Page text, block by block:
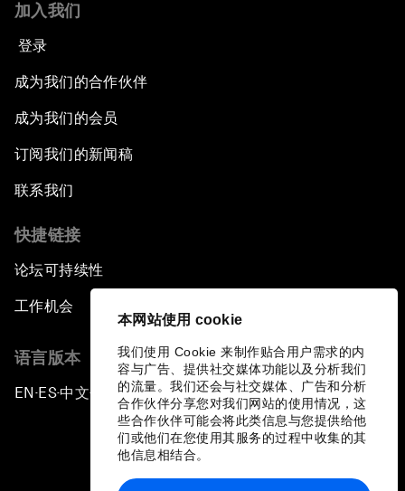
本网站使用 cookie
我们使用 Cookie 来制作贴合用户需求的内
容与广告、提供社交媒体功能以及分析我们
的流量。我们还会与社交媒体、广告和分析
合作伙伴分享您对我们网站的使用情况，这
些合作伙伴可能会将此类信息与您提供给他
们或他们在您使用其服务的过程中收集的其
他信息相结合。
加入我们
登录
成为我们的合作伙伴
成为我们的会员
订阅我们的新闻稿
联系我们
快捷链接
论坛可持续性
工作机会
语言版本
EN ▪ES▪中文▪ 日本語